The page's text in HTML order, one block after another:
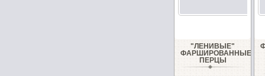
"ЛЕНИВЫЕ"
ФАРШИРОВАННЫЕ
ПЕРЦЫ